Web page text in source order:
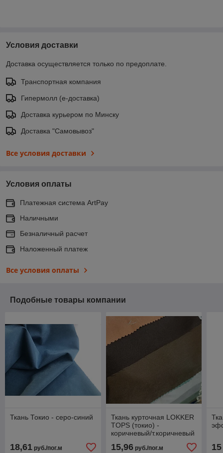
Условия доставки
Доставка осуществляется только по предоплате.
Транспортная компания
Гипермолл (е-доставка)
Доставка курьером по Минску
Доставка "Самовывоз"
Все условия доставки
Условия оплаты
Платежная система ArtPay
Наличными
Безналичный расчет
Наложенный платеж
Все условия оплаты
Подобные товары компании
Ткань Токио - серо-синий
18,61 руб./пог.м
Ткань курточная LOKKER
TOPS (токио) -
коричневый/т.коричневый
15,96руб./пог.м 15